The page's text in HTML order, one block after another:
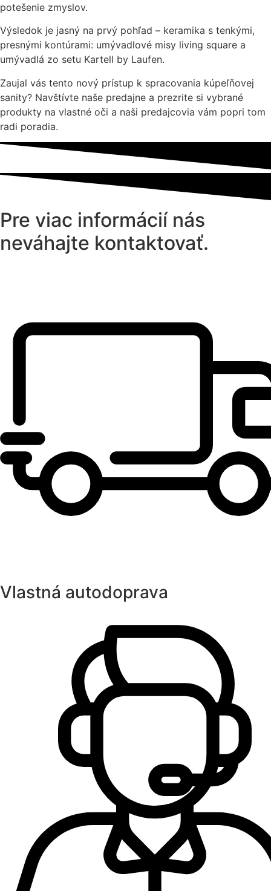
potešenie zmyslov.
Výsledok je jasný na prvý pohľad – keramika s tenkými,
presnými kontúrami: umývadlové misy living square a
umývadlá zo setu Kartell by Laufen.
Zaujal vás tento nový prístup k spracovania kúpeľňovej
sanity? Navštívte naše predajne a prezrite si vybrané
produkty na vlastné oči a naši predajcovia vám popri tom
radi poradia.
Pre viac informácií nás
neváhajte kontaktovať.
Vlastná autodoprava